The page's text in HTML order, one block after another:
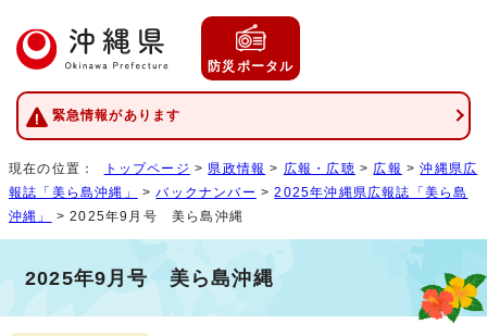
防災ポータル
緊急情報があります
現在の位置： トップページ > 県政情報 > 広報・広聴 > 広報 >沖縄県広
報誌「美ら島沖縄」
>バックナンバー >2025年沖縄県広報誌「美ら島
沖縄」
> 2025年9月号 美ら島沖縄
2025年9月号 美ら島沖縄